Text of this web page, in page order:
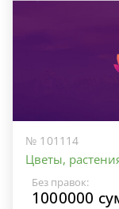
№ 101114
Цветы,
Без правок:
1000000